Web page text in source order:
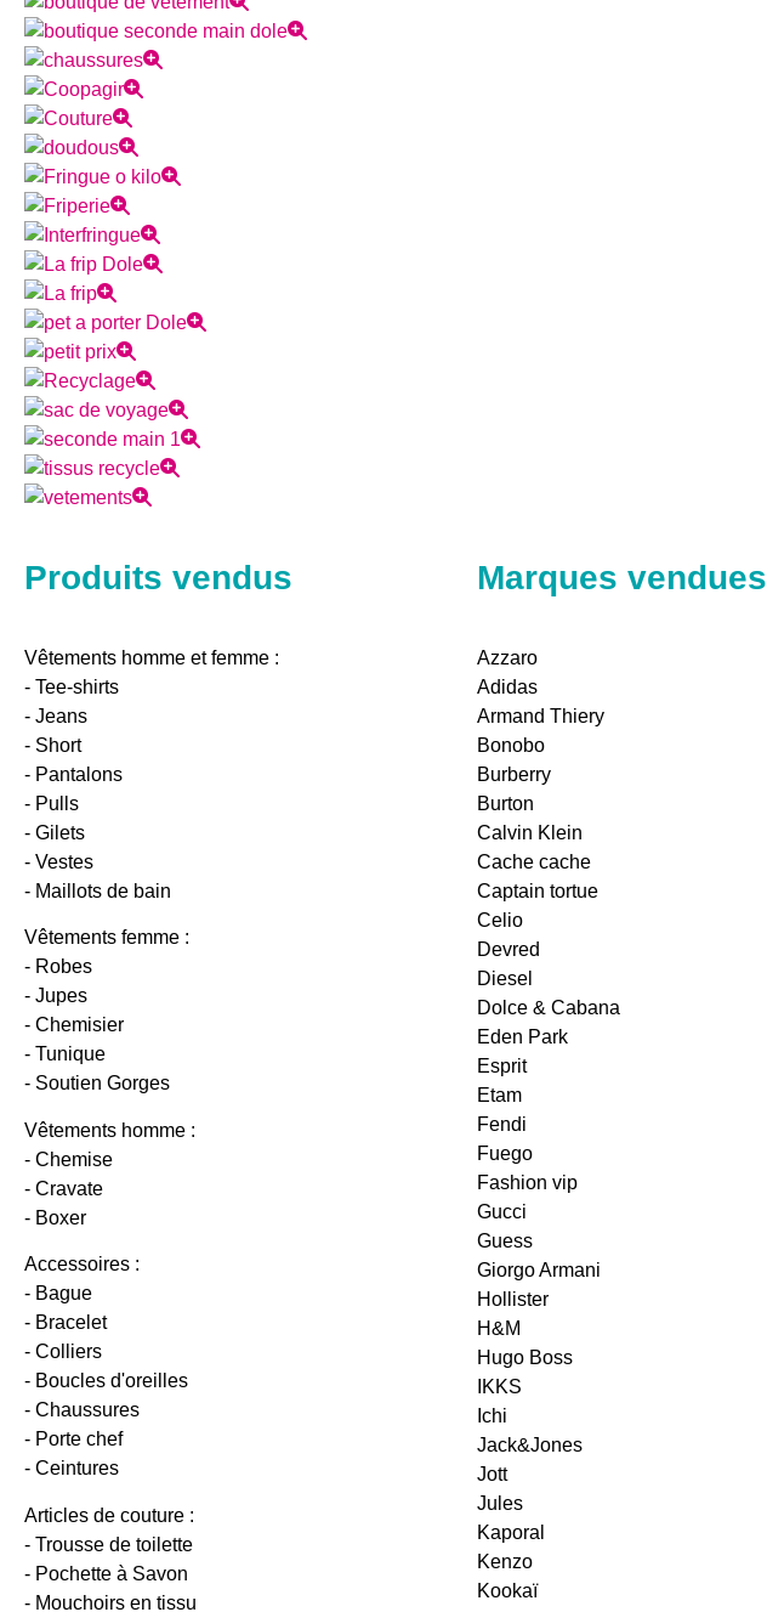
Produits vendus
Vêtements homme et femme :
- Tee-shirts
- Jeans
- Short
- Pantalons
- Pulls
- Gilets
- Vestes
- Maillots de bain
Vêtements femme :
- Robes
- Jupes
- Chemisier
- Tunique
- Soutien Gorges
Vêtements homme :
- Chemise
- Cravate
- Boxer
Accessoires :
- Bague
- Bracelet
- Colliers
- Boucles d'oreilles
- Chaussures
- Porte chef
- Ceintures
Articles de couture :
- Trousse de toilette
- Pochette à Savon
- Mouchoirs en tissu
Marques vendues
Azzaro
Adidas
Armand Thiery
Bonobo
Burberry
Burton
Calvin Klein
Cache cache
Captain tortue
Celio
Devred
Diesel
Dolce & Cabana
Eden Park
Esprit
Etam
Fendi
Fuego
Fashion vip
Gucci
Guess
Giorgo Armani
Hollister
H&M
Hugo Boss
IKKS
Ichi
Jack&Jones
Jott
Jules
Kaporal
Kenzo
Kookaï